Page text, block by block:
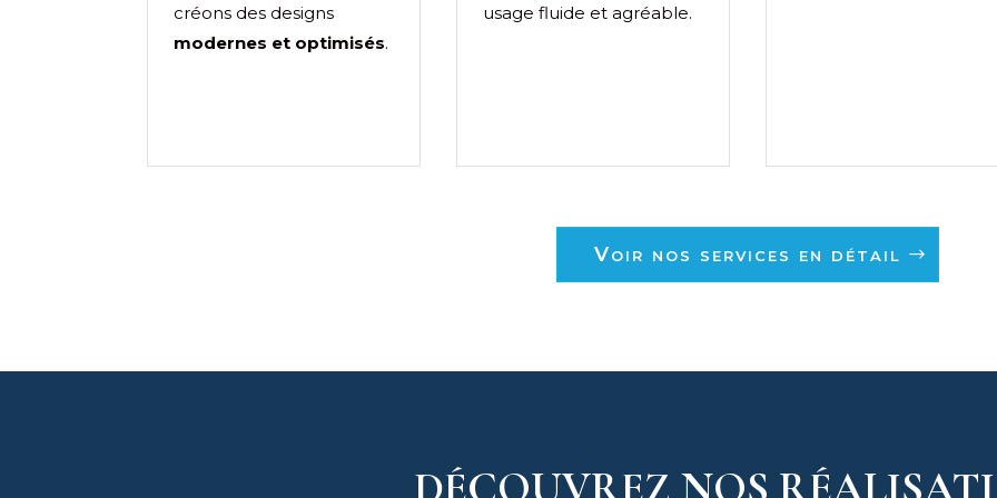
créons des designs
modernes et optimisés.
usage fluide et agréable.
Voir nos services en détail